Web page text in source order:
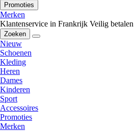
Promoties
Merken
Klantenservice in Frankrijk Veilig betalen
Zoeken
Nieuw
Schoenen
Kleding
Heren
Dames
Kinderen
Sport
Accessoires
Promoties
Merken